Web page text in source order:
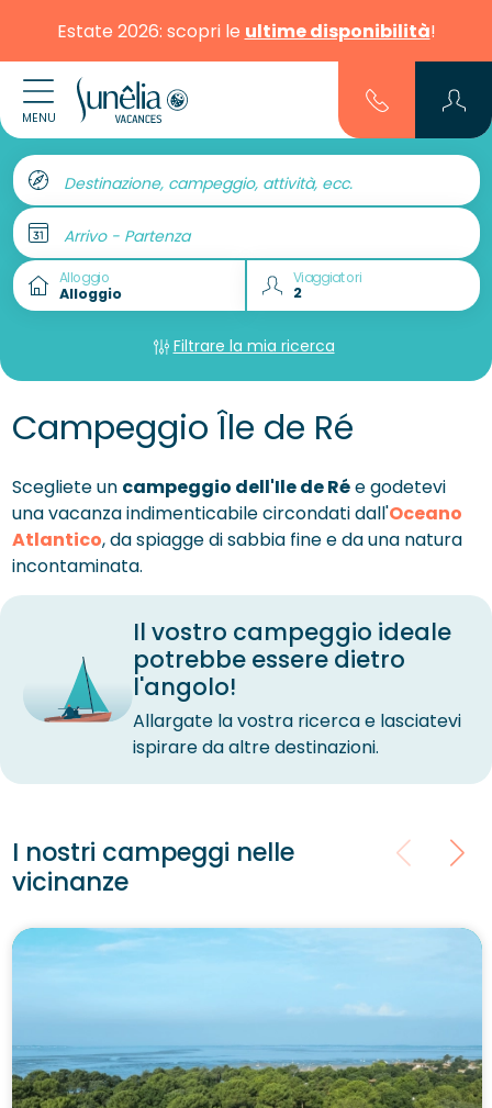
Estate 2026: scopri le ultime disponibilità!
MENU
Destinazione, campeggio, attività, ecc.
Arrivo - Partenza
Alloggio Viaggiatori
Filtrare la mia ricerca
Campeggio Île de Ré
Scegliete un campeggio dell'Ile de Rée godetevi
una vacanza indimenticabile circondati dall'Oceano
Atlantico, da spiagge di sabbia fine e da una natura
incontaminata.
Il vostro campeggio ideale
potrebbe essere dietro
l'angolo!
Allargate la vostra ricerca e lasciatevi
ispirare da altre destinazioni.
I nostri campeggi nelle
vicinanze